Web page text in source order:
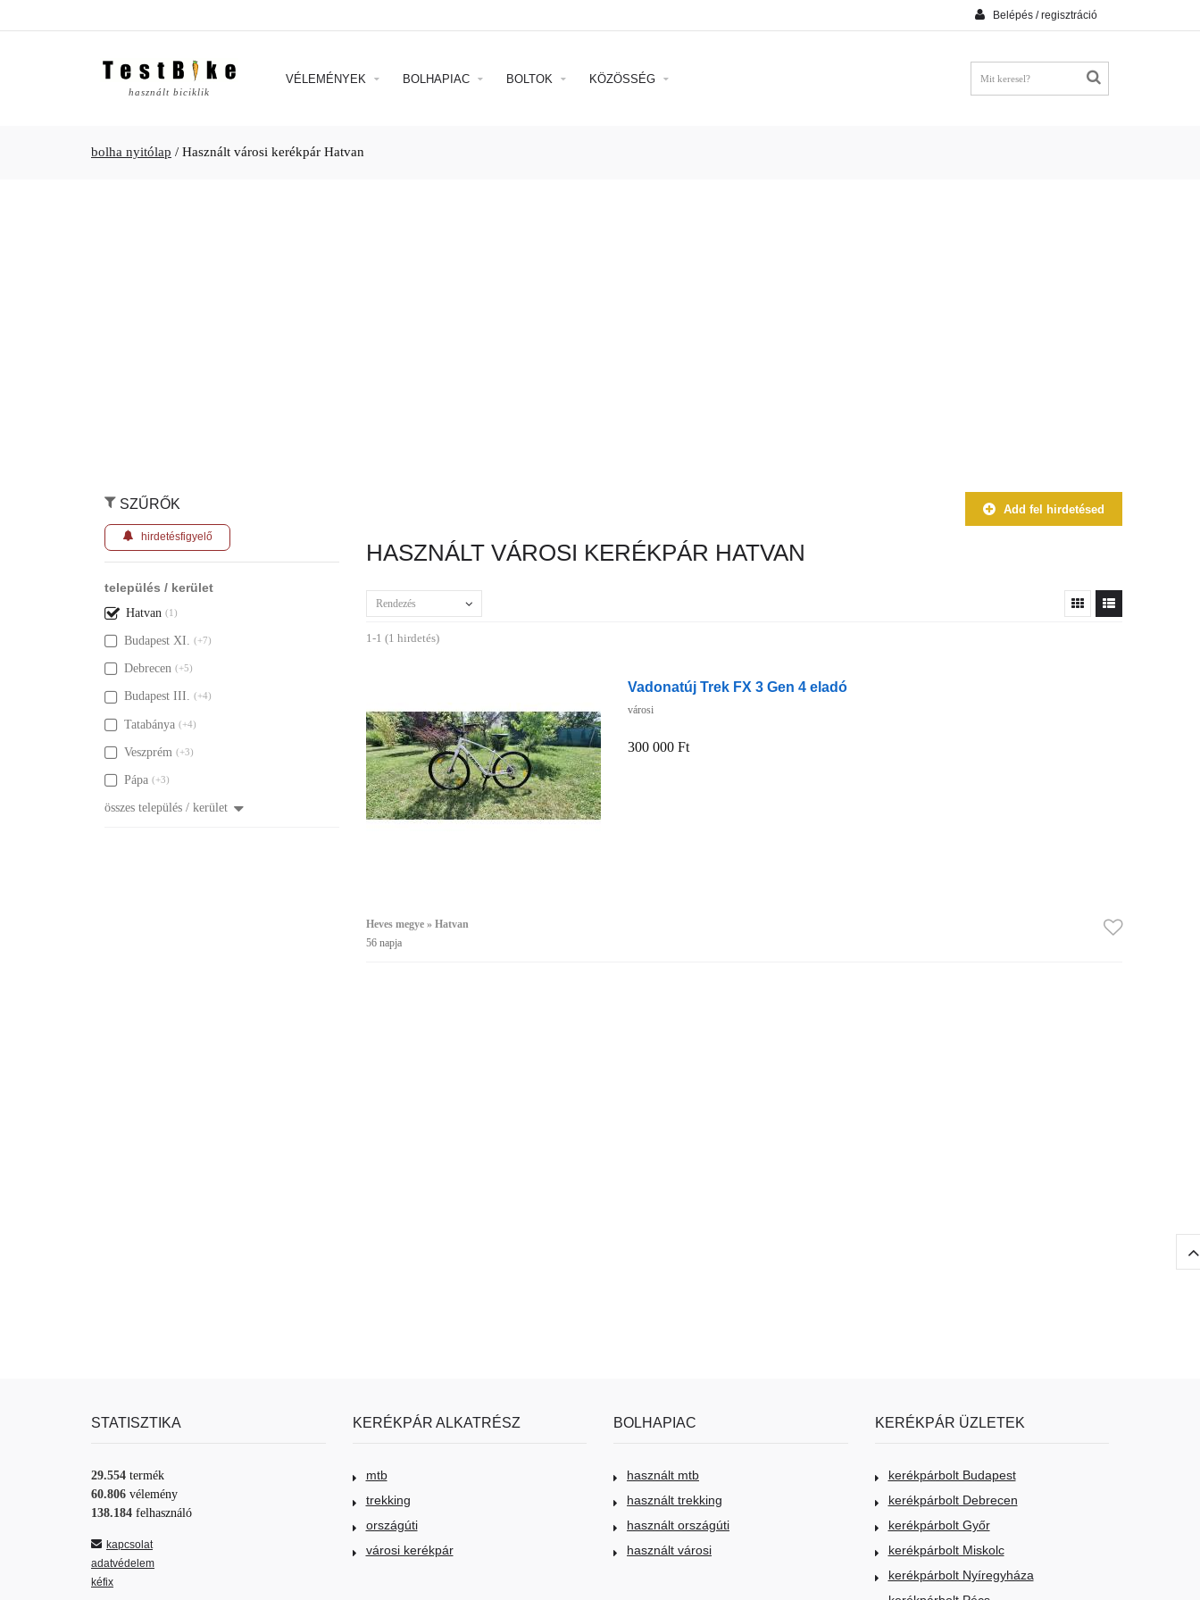
Belépés / regisztráció
használt biciklik
VÉLEMÉNYEK BOLHAPIAC BOLTOK KÖZÖSSÉG
bolha nyitólap / Használt városi kerékpár Hatvan
SZŰRŐK
hirdetésfigyelő
település / kerület
Hatvan (1)
Budapest XI. (+7)
Debrecen (+5)
Budapest III. (+4)
Tatabánya (+4)
Veszprém (+3)
Pápa (+3)
összes település / kerület
Add fel hirdetésed
HASZNÁLT VÁROSI KERÉKPÁR HATVAN
Rendezés
1-1 (1 hirdetés)
Vadonatúj Trek FX 3 Gen 4 eladó
városi
300 000 Ft
Heves megye » Hatvan
56 napja
STATISZTIKA
29.554 termék
60.806 vélemény
138.184 felhasználó
kapcsolat
adatvédelem
kéfix
KERÉKPÁR ALKATRÉSZ
mtb
trekking
országúti
városi kerékpár
BOLHAPIAC
használt mtb
használt trekking
használt országúti
használt városi
KERÉKPÁR ÜZLETEK
kerékpárbolt Budapest
kerékpárbolt Debrecen
kerékpárbolt Győr
kerékpárbolt Miskolc
kerékpárbolt Nyíregyháza